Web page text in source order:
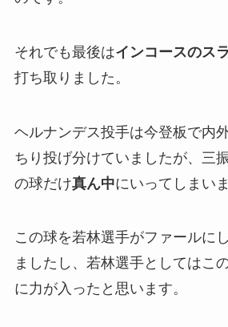
それでも最後はインコースのス
打ち取りました。
ヘルナンデス投手は今登板で内
ちり投げ分けていましたが、三
の球だけ真ん中にいってしまい
この球を若林選手がファールに
ましたし、若林選手としてはこ
に力が入ったと思います。